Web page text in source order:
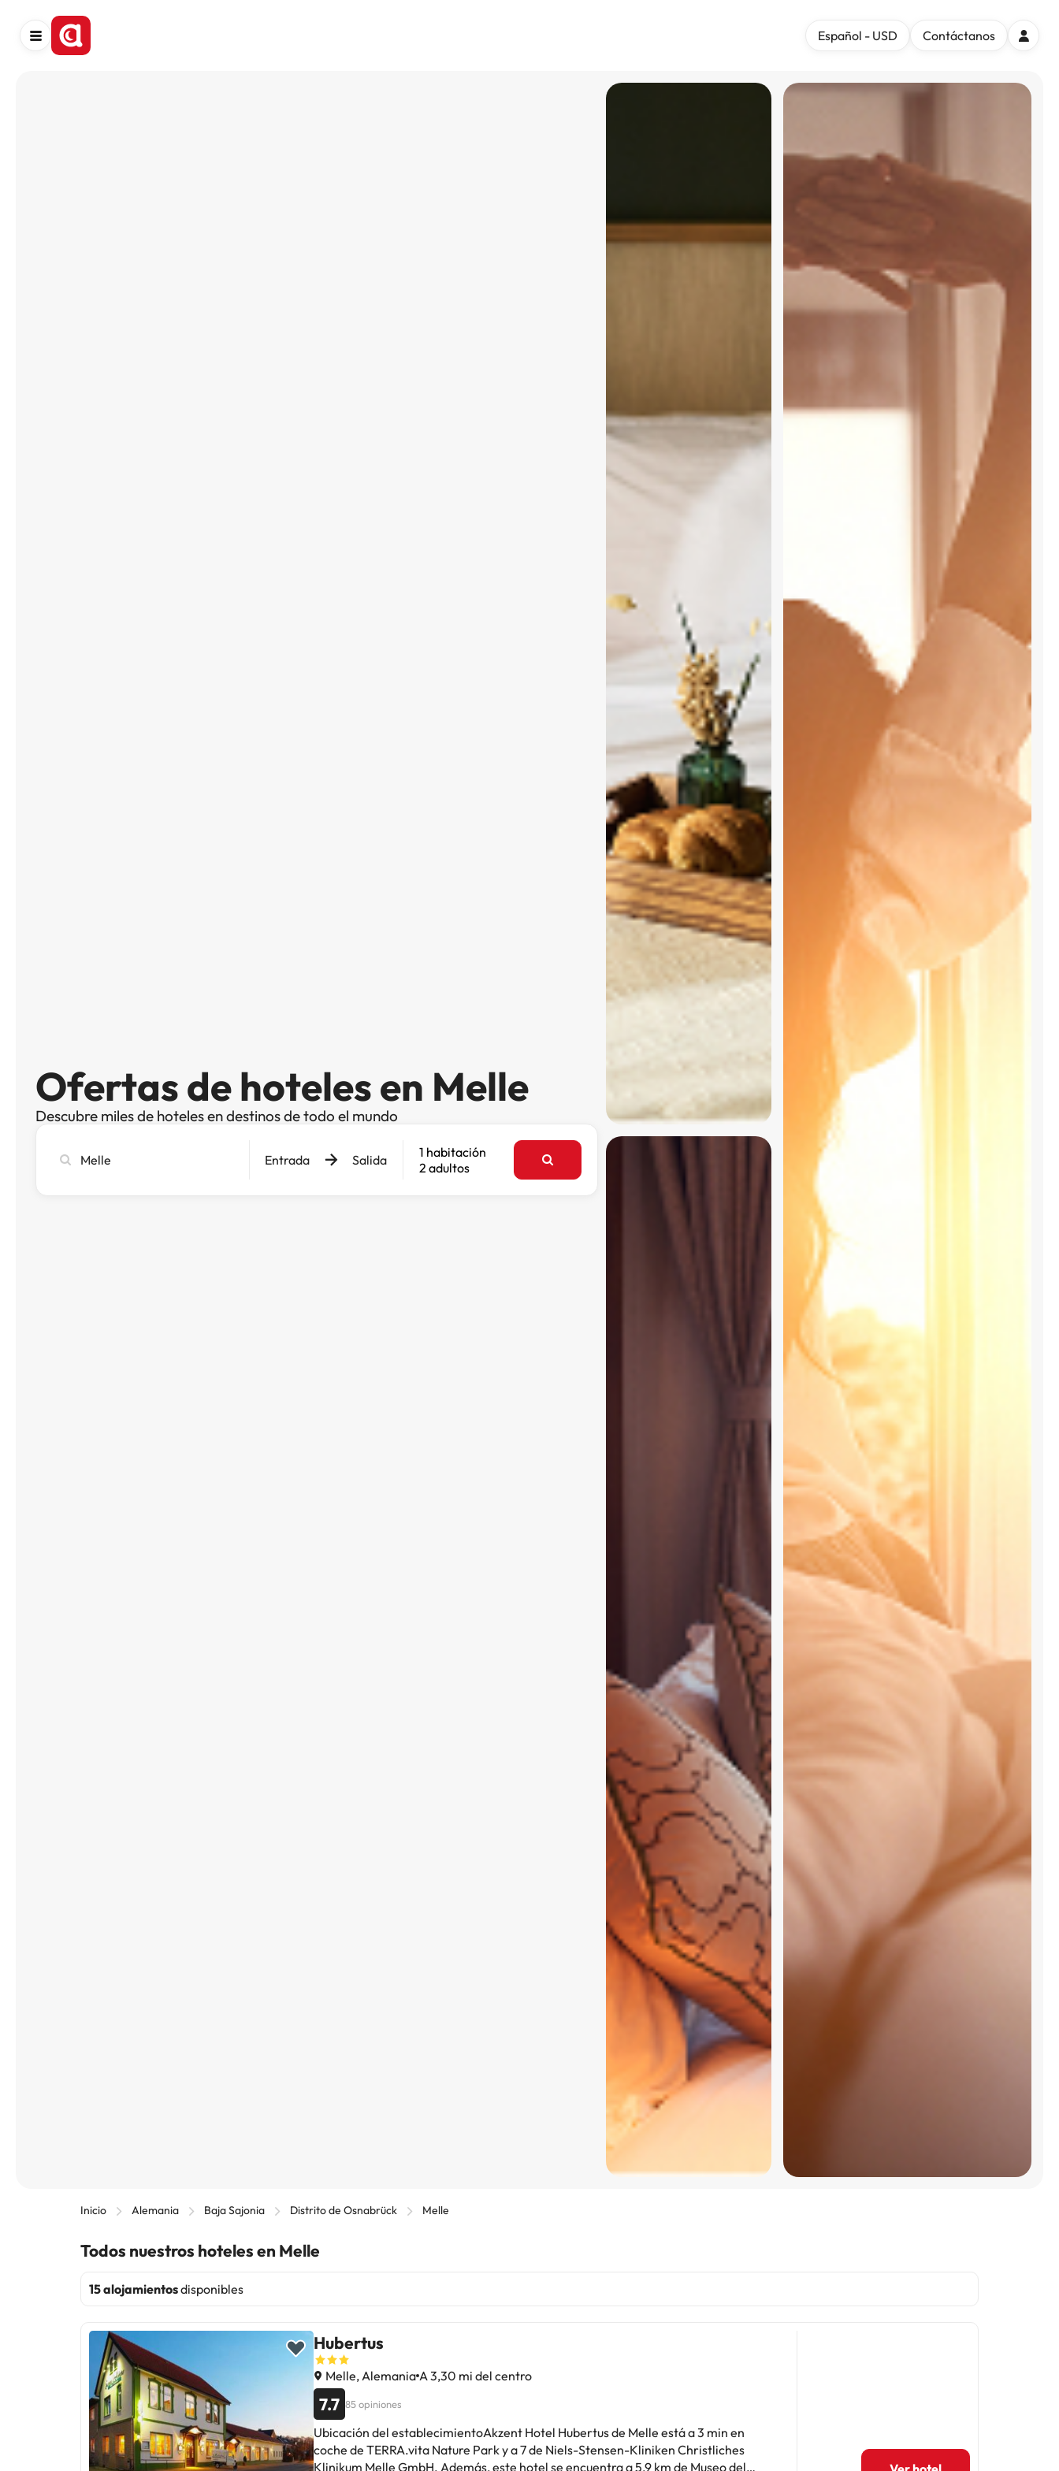
Español - USD Contáctanos
Ofertas de hoteles en Melle
Descubre miles de hoteles en destinos de todo el mundo
ciudad,
Entrada Salida
1 habitación
2 adultos
Inicio Alemania Baja Sajonia Distrito de Osnabrück Melle
Todos nuestros hoteles en Melle
15 alojamientosdisponibles
Hubertus
Melle, Alemania A 3,30 mi del centro
7.7 85 opiniones
Ubicación del establecimientoAkzent Hotel Hubertus de Melle está a 3 min en
coche de TERRA.vita Nature Park y a 7 de Niels-Stensen-Kliniken Christliches
Klinikum Melle GmbH. Además, este hotel se encuentra a 5,9 km de Museo del